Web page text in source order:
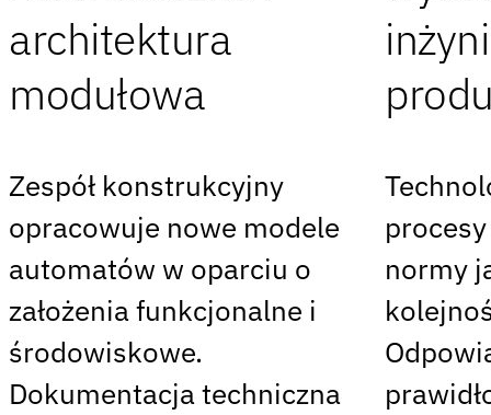
architektura
modułowa
Zespół konstrukcyjny
opracowuje nowe modele
automatów w oparciu o
założenia funkcjonalne i
środowiskowe.
Dokumentacja techniczna
normy